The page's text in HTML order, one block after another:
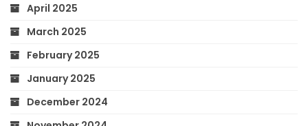
April 2025
March 2025
February 2025
January 2025
December 2024